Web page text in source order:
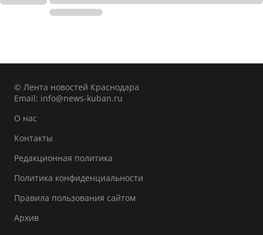
© Лента новостей Краснодара
Email: info@news-kuban.ru
О нас
Контакты
Редакционная политика
Политика конфиденциальности
Правила пользования сайтом
Архив